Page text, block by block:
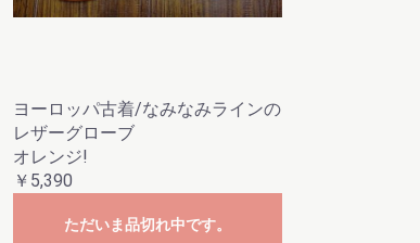
ヨーロッパ古着/なみなみラインの
レザーグローブ
オレンジ!
￥5,390
ただいま品切れ中です。